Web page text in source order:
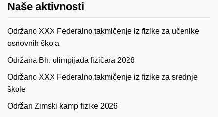
Naše aktivnosti
Održano XXX Federalno takmičenje iz fizike za učenike
osnovnih škola
Održana Bh. olimpijada fizičara 2026
Održano XXX Federalno takmičenje iz fizike za srednje
škole
Održan Zimski kamp fizike 2026